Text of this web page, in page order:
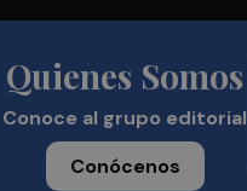
Quienes Somos
Conoce al grupo editorial
Conócenos